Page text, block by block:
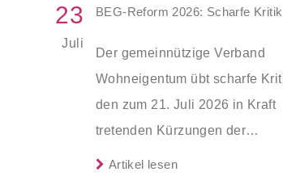
23
Juli
Der gemeinnützige Verband
Wohneigentum übt scharfe
den zum 21. Juli 2026 in Kraft
tretenden Kürzungen der
Bundesförderung für effiziente
Artikel lesen